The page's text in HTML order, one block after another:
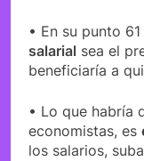
• En su punto
salarial sea el
beneficiaría a
• Lo que habría
economistas, es
los salarios,